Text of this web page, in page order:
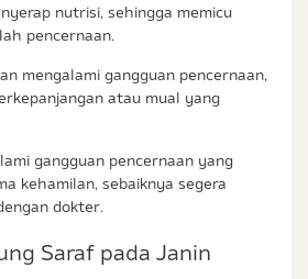
nutrisi, sehingga memicu
pencernaan.
mengalami gangguan pencernaan,
atau mual yang
gangguan pencernaan yang
kehamilan, sebaiknya segera
dokter.
Saraf pada Janin